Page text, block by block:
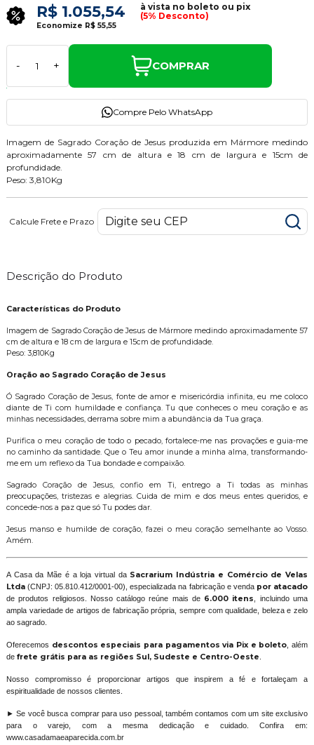
R$ 1.055,54
à vista no boleto ou pix
(5% Desconto)
Economize R$ 55,55
- + COMPRAR
Compre Pelo WhatsApp
Imagem de Sagrado Coração de Jesus produzida em Mármore medindo
aproximadamente 57 cm de altura e 18 cm de largura e 15cm de
profundidade.
Peso: 3,810Kg
Calcule Frete e Prazo
Descrição do Produto
Características do Produto
Imagem de Sagrado Coração de Jesus de Mármore medindo aproximadamente 57
cm de altura e 18 cm de largura e 15cm de profundidade.
Peso: 3,810Kg
Oração ao Sagrado Coração de Jesus
Ó Sagrado Coração de Jesus, fonte de amor e misericórdia infinita, eu me coloco
diante de Ti com humildade e confiança. Tu que conheces o meu coração e as
minhas necessidades, derrama sobre mim a abundância da Tua graça.
Purifica o meu coração de todo o pecado, fortalece-me nas provações e guia-me
no caminho da santidade. Que o Teu amor inunde a minha alma, transformando-
me em um reflexo da Tua bondade e compaixão.
Sagrado Coração de Jesus, confio em Ti, entrego a Ti todas as minhas
preocupações, tristezas e alegrias. Cuida de mim e dos meus entes queridos, e
concede-nos a paz que só Tu podes dar.
Jesus manso e humilde de coração, fazei o meu coração semelhante ao Vosso.
Amém.
A Casa da Mãe é a loja virtual daSacrarium Indústria e Comércio de Velas
Ltda(CNPJ: 05.810.412/0001-00), especializada na fabricação e venda por atacado
de produtos religiosos. Nosso catálogo reúne mais de 6.000 itens
, incluindo uma
ampla variedade de artigos de fabricação própria, sempre com qualidade, beleza e zelo
ao sagrado.
Oferecemos descontos especiais para pagamentos via Pix e boleto , além
de frete grátis para as regiões Sul, Sudeste e Centro-Oeste
Nosso compromisso é proporcionar artigos que inspirem a fé e fortaleçam a
espiritualidade de nossos clientes.
► Se você busca comprar para uso pessoal, também contamos com um site exclusivo
para o varejo, com a mesma dedicação e cuidado. Confira em:
www.casadamaeaparecida.com.br